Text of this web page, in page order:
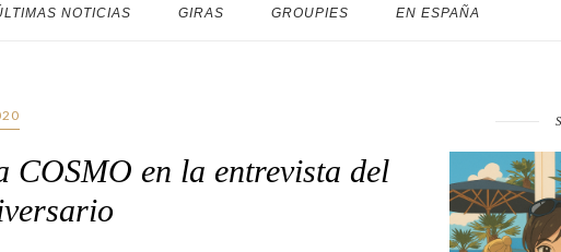
NOTICIAS GIRAS GROUPIES EN ESPAÑA
en la entrevista del